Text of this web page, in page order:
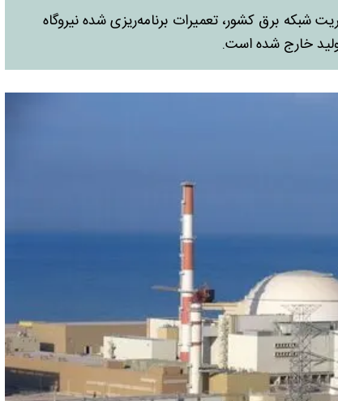
شبکه برق کشور، تعمیرات برنامه‌ریزی شده نیروگاه